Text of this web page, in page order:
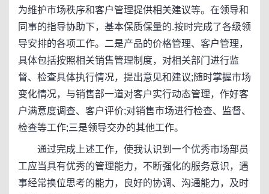
为维护市场秩序和客户管理提供相关建议等。在领导和
同事的指导协助下，基本保质保量的.按时完成了各级领
导安排的各项工作。二是产品的价格管理、客户管理，
具体包括按照相关销售管理制度，对相关部门进行监
督、检查具体执行情况，提出意见和建议;随时掌握市场
变化情况，与销售部一道对客户实行动态管理，作好客
户满意度调查、客户评价;对销售市场进行检查、监督、
检查等工作;三是领导交办的其他工作。
通过完成上述工作，使我认识到一个优秀市场部员
工应当具有优秀的管理能力，不断强化的服务意识，遇
事经常换位思考的能力，良好的协调、沟通能力，及时